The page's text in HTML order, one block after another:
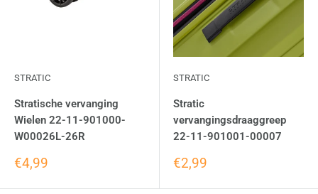
STRATIC
Stratische vervanging
Wielen 22-11-901000-
W00026L-26R
€4,99
STRATIC
Stratic
vervangingsdraaggreep
22-11-901001-00007
€2,99